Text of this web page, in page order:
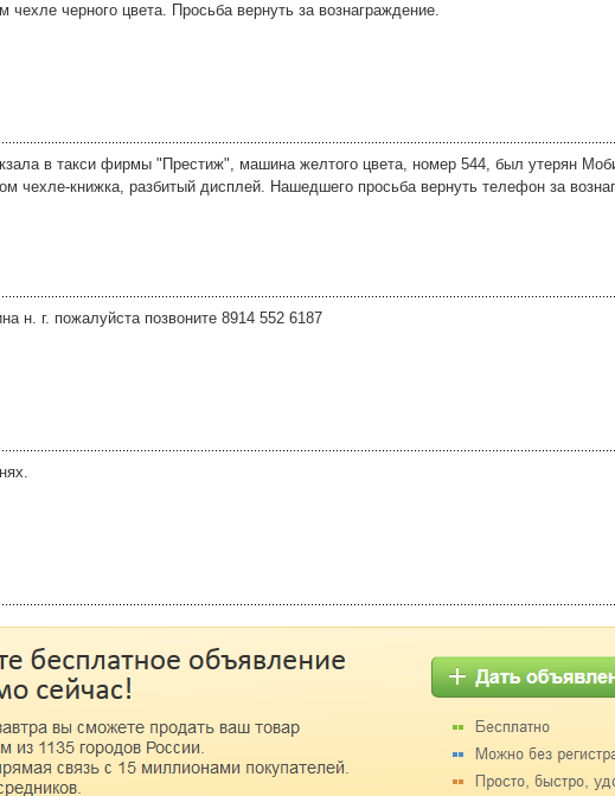
черного цвета. Просьба вернуть за вознаграждение.
в такси фирмы "Престиж", машина желтого цвета, номер 544, был утерян
чехле-книжка, разбитый дисплей. Нашедшего просьба вернуть телефон за
н. г. пожалуйста позвоните 8914 552 6187